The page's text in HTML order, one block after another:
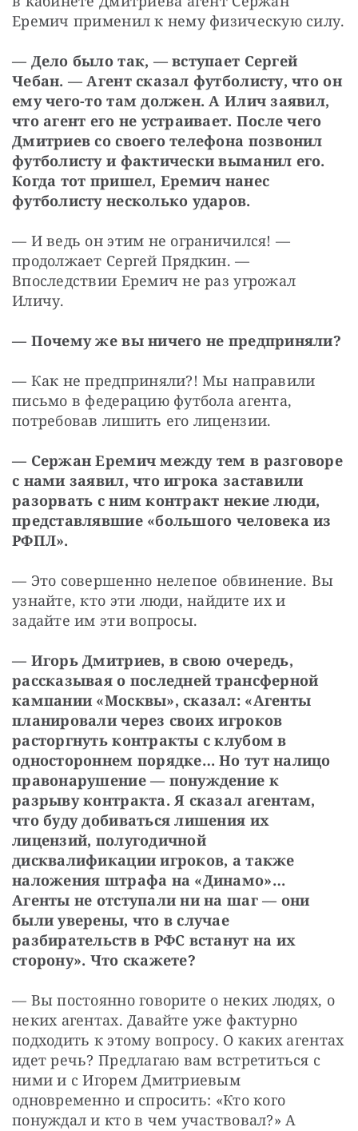
Еремич применил к нему физическую силу.
— Дело было так, — вступает Сергей
Чебан. — Агент сказал футболисту, что он
ему чего-то там должен. А Илич заявил,
что агент его не устраивает. После чего
Дмитриев со своего телефона позвонил
футболисту и фактически выманил его.
Когда тот пришел, Еремич нанес
футболисту несколько ударов.
— И ведь он этим не ограничился! —
продолжает Сергей Прядкин. —
Впоследствии Еремич не раз угрожал
Иличу.
— Почему же вы ничего не предприняли?
— Как не предприняли?! Мы направили
письмо в федерацию футбола агента,
потребовав лишить его лицензии.
— Сержан Еремич между тем в разговоре
с нами заявил, что игрока заставили
разорвать с ним контракт некие люди,
представлявшие «большого человека из
РФПЛ».
— Это совершенно нелепое обвинение. Вы
узнайте, кто эти люди, найдите их и
задайте им эти вопросы.
— Игорь Дмитриев, в свою очередь,
рассказывая о последней трансферной
кампании «Москвы», сказал: «Агенты
планировали через своих игроков
расторгнуть контракты с клубом в
одностороннем порядке… Но тут налицо
правонарушение — понуждение к
разрыву контракта. Я сказал агентам,
что буду добиваться лишения их
лицензий, полугодичной
дисквалификации игроков, а также
наложения штрафа на «Динамо»…
Агенты не отступали ни на шаг — они
были уверены, что в случае
разбирательств в РФС встанут на их
сторону». Что скажете?
— Вы постоянно говорите о неких людях, о
неких агентах. Давайте уже фактурно
подходить к этому вопросу. О каких агентах
идет речь? Предлагаю вам встретиться с
ними и с Игорем Дмитриевым
одновременно и спросить: «Кто кого
понуждал и кто в чем участвовал?» А